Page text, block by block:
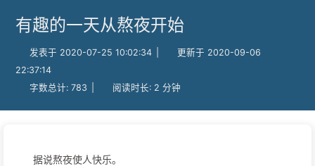
有趣的一天从熬夜开始
发表于 2020-07-25 10:02:34
更新于 2020-09-06
22:37:14
字数总计: 783 阅读时长: 2 分钟
据说熬夜使人快乐。